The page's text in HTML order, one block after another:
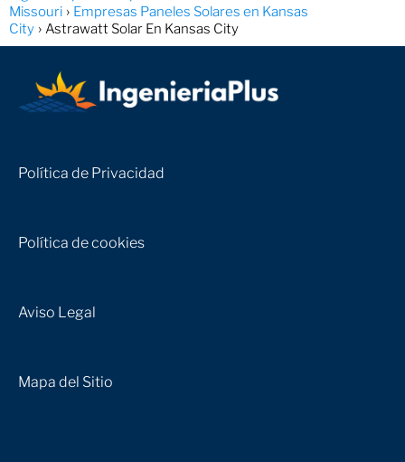
Missouri
Empresas Paneles Solares en Kansas
City
Astrawatt Solar En Kansas City
Política de Privacidad
Política de cookies
Aviso Legal
Mapa del Sitio